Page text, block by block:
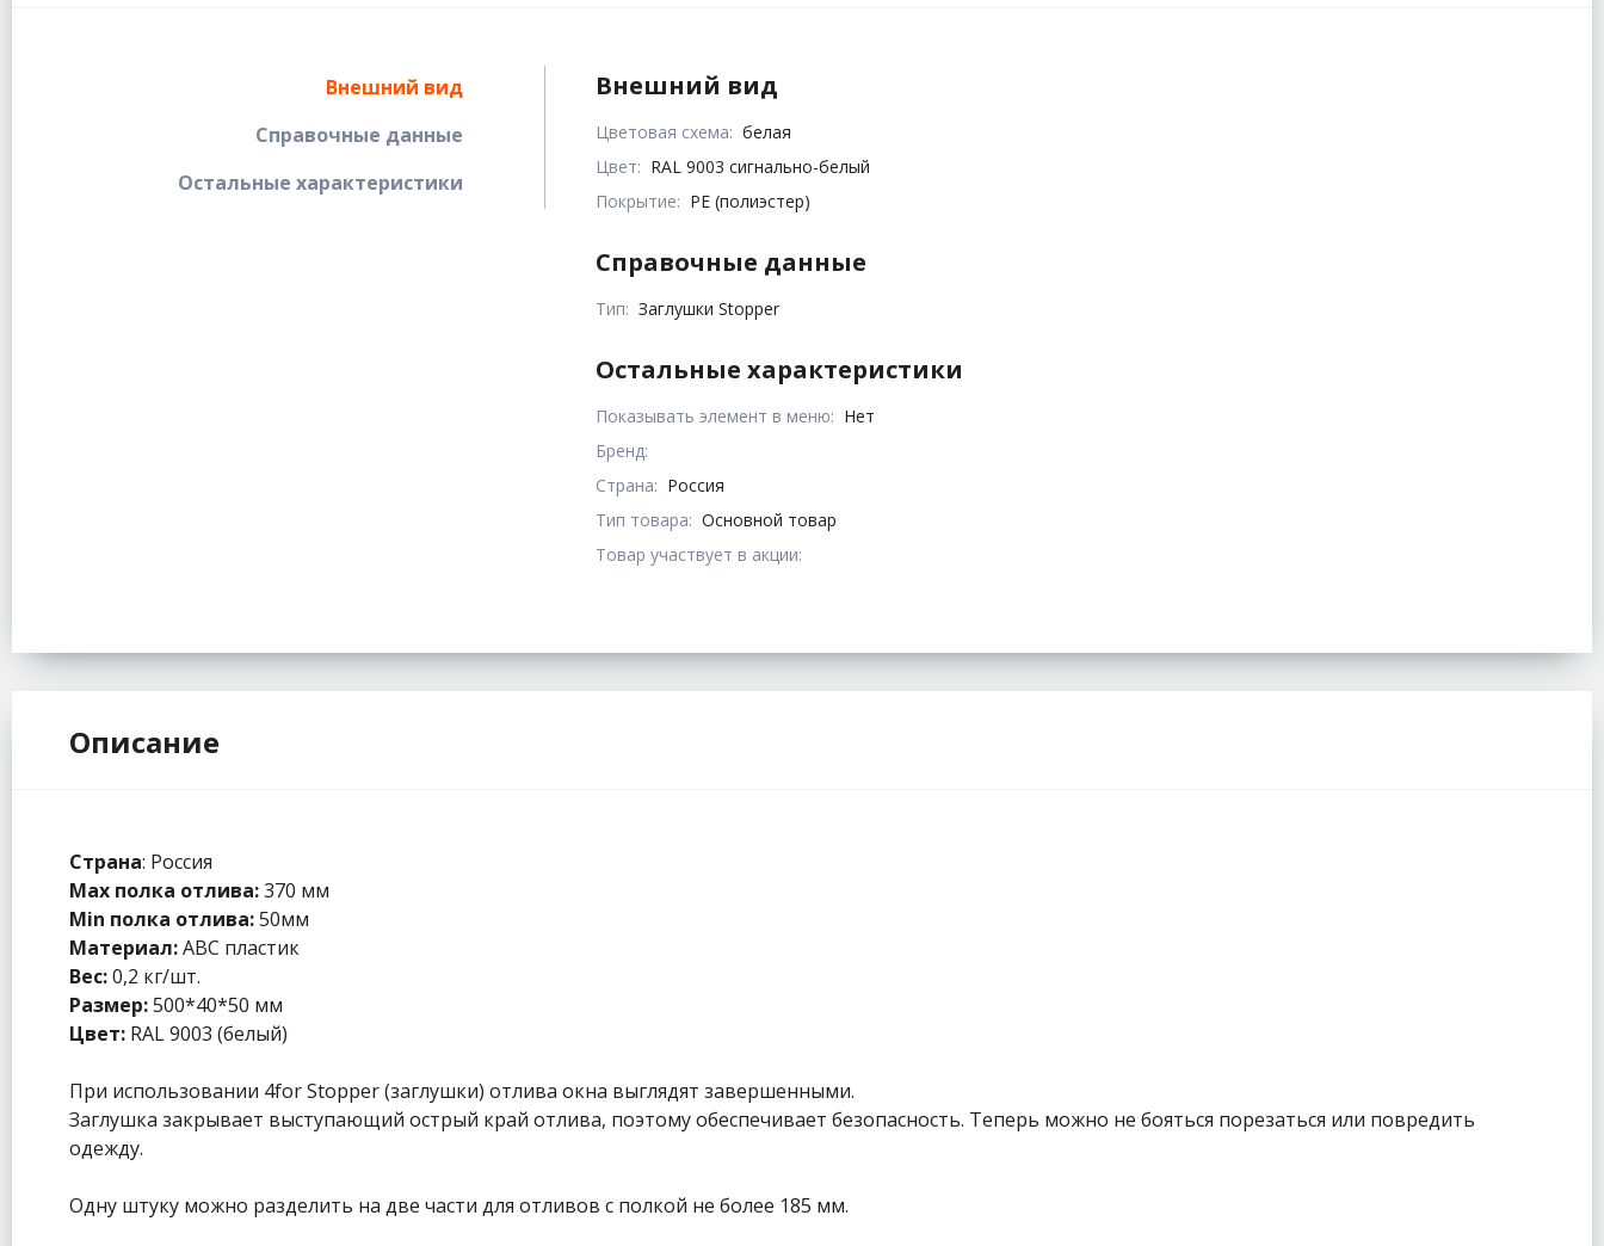
Внешний вид
Справочные данные
Остальные характеристики
Внешний вид
Цветовая схема: белая
Цвет: RAL 9003 сигнально-белый
Покрытие: PE (полиэстер)
Справочные данные
Тип: Заглушки Stopper
Остальные характеристики
Показывать элемент в меню: Нет
Бренд:
Страна: Россия
Тип товара: Основной товар
Товар участвует в акции:
Описание
Страна: Россия
Max полка отлива:370 мм
Min полка отлива:50мм
Материал:ABC пластик
Вес:0,2 кг/шт.
Размер:500*40*50 мм
Цвет: RAL 9003 (белый)
При использовании 4for Stopper (заглушки) отлива окна выглядят завершенными.
Заглушка закрывает выступающий острый край отлива, поэтому обеспечивает безопасность. Теперь можно не бояться порезаться или повредить
одежду.
Одну штуку можно разделить на две части для отливов с полкой не более 185 мм.